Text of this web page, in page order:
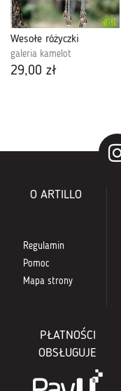
Wesołe różyczki
galeria kamelot
29,00 zł
O ARTILLO
Regulamin
Pomoc
Mapa strony
PŁATNOŚCI
OBSŁUGUJE